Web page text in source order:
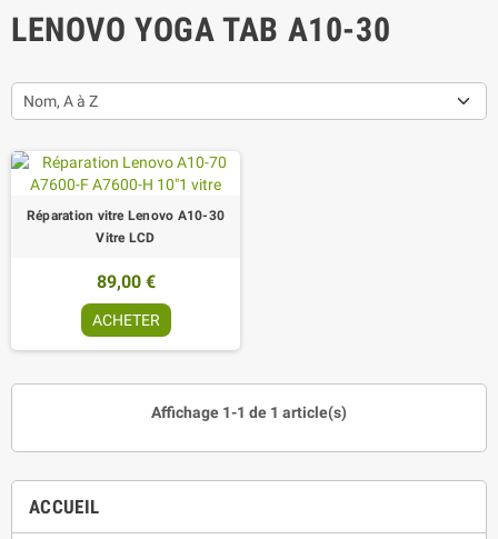
ACCUEIL
LENOVO YOGA TAB A10-30
Nom, A à Z
Réparation vitre Lenovo A10-30
Vitre LCD
89,00 €
ACHETER
Affichage 1-1 de 1 article(s)